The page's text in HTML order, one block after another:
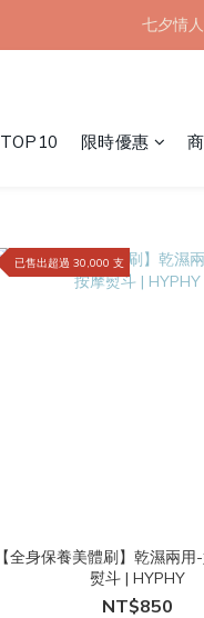
【8月限定
七夕情
【8月限定
TOP10 限時優惠
已售出超過 30,000 支
【全身保養美體刷】乾濕兩
熨斗 | HYPHY
NT$850